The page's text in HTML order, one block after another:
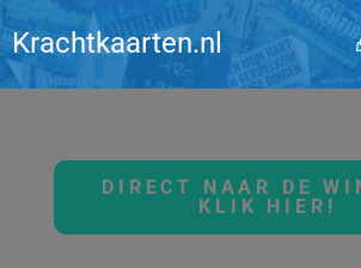
Krachtkaarten.nl
DIRECT NAAR DE
KLIK HIER!